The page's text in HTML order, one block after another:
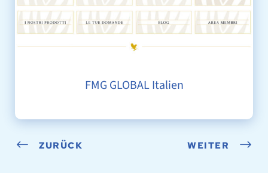
FMG GLOBAL Italien
ZURÜCK WEITER